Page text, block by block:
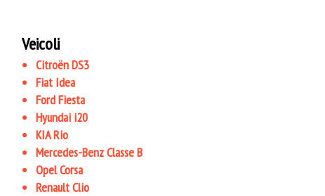
Veicoli
Citroën DS3
Fiat Idea
Ford Fiesta
Hyundai i20
KIA Rio
Mercedes-Benz Classe B
Opel Corsa
Renault Clio